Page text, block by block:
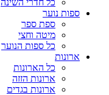
כל חדרי השינה
ספות נוער
ספת ספר
מיטה וחצי
כל ספות הנוער
ארונות
כל הארונות
ארונות הזזה
ארונות בגדים